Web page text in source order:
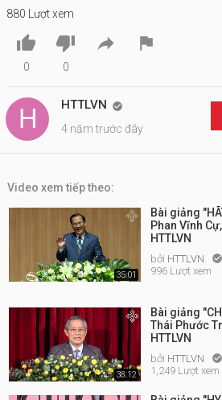
880 Lượt xem

0

0
 
HTTLVN 
4 năm trước đây
Video xem tiếp theo:
35:01
Bài giảng
Phan Vĩnh
HTTLVN
bởi HTTLVN 
996 Lượt xem
38:12
Bài giảng
Thái Phước
HTTLVN
bởi HTTLVN 
1,249 Lượt xem